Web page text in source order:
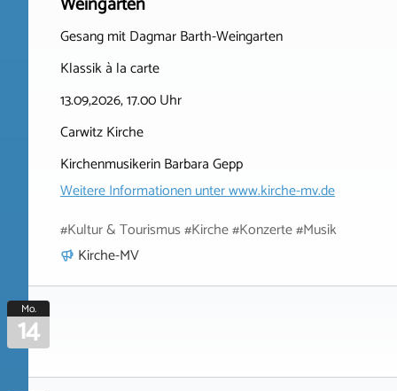
Gesang mit Dagmar Barth-Weingarten
Klassik à la carte
13.09,2026, 17.00 Uhr
Carwitz Kirche
Kirchenmusikerin Barbara Gepp
Weitere Informationen unterwww.kirche-mv.de
#Kultur & Tourismus #Kirche #Konzerte #Musik
Kirche-MV
Mo.
14